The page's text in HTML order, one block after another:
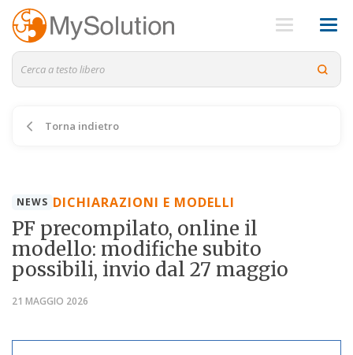
Torna indietro
NEWS DICHIARAZIONI E MODELLI
PF precompilato, online il
modello: modifiche subito
possibili, invio dal 27 maggio
21 MAGGIO 2026